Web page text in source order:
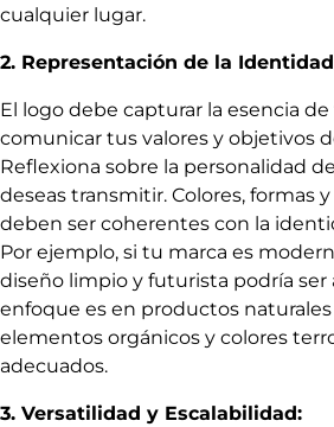
cualquier lugar.
2. Representación de la
El logo debe capturar la esencia
comunicar tus valores y objetivos
Reflexiona sobre la personalidad
deseas transmitir. Colores, formas
deben ser coherentes con la
Por ejemplo, si tu marca es
diseño limpio y futurista podría ser
enfoque es en productos
elementos orgánicos y colores
adecuados.
3. Versatilidad y Escalabilidad: